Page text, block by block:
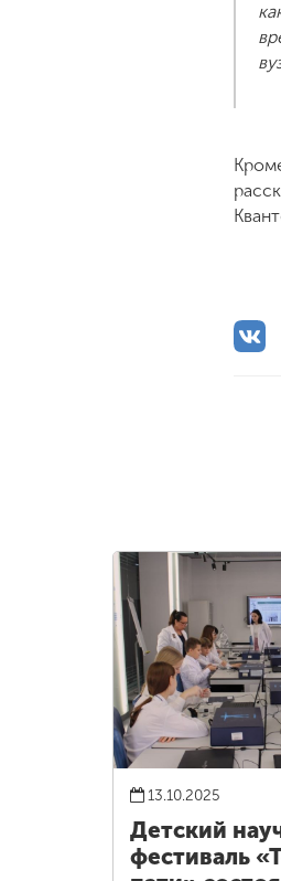
13.10.2025
Детский
фестиваль